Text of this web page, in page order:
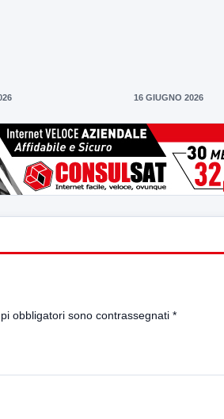
16 GIUGNO 2026
obbligatori sono contrassegnati *